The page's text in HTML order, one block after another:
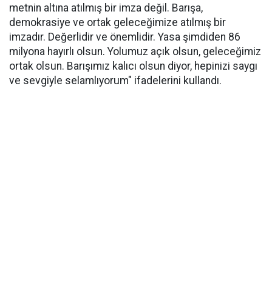
metnin altına atılmış bir imza değil. Barışa,
demokrasiye ve ortak geleceğimize atılmış bir
imzadır. Değerlidir ve önemlidir. Yasa şimdiden 86
milyona hayırlı olsun. Yolumuz açık olsun, geleceğimiz
ortak olsun. Barışımız kalıcı olsun diyor, hepinizi saygı
ve sevgiyle selamlıyorum" ifadelerini kullandı.